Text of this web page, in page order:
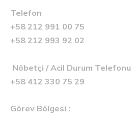
Telefon
+58 212 991 00 75
+58 212 993 92 02
Nöbetçi / Acil Durum Telefonu
+58 412 330 75 29
Görev Bölgesi :